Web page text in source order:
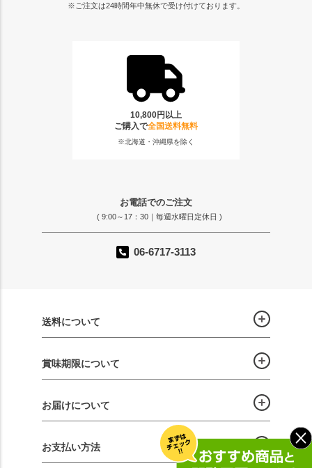
※ご注文は24時間年中無休で受け付けております。
10,800円以上
ご購入で全国送料無料
※北海道・沖縄県を除く
お電話でのご注文
( 9:00～17：30｜毎週水曜日定休日 )
06-6717-3113
送料について
賞味期限について
お届けについて
お支払い方法